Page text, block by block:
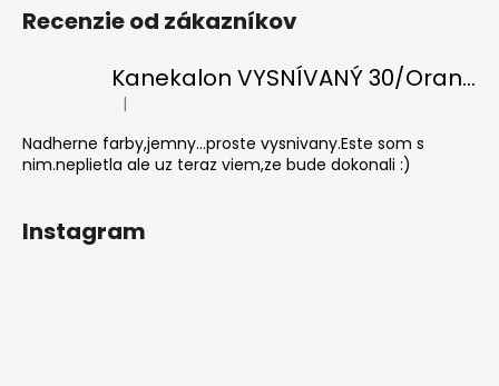
Recenzie od zákazníkov
Kanekalon VYSNÍVANÝ 30/Orange-s/White
Hodnotenie produktu je 5 z 5 hviezdičiek.
|
Nadherne farby,jemny...proste vysnivany.Este som s
nim.neplietla ale uz teraz viem,ze bude dokonali :)
Instagram